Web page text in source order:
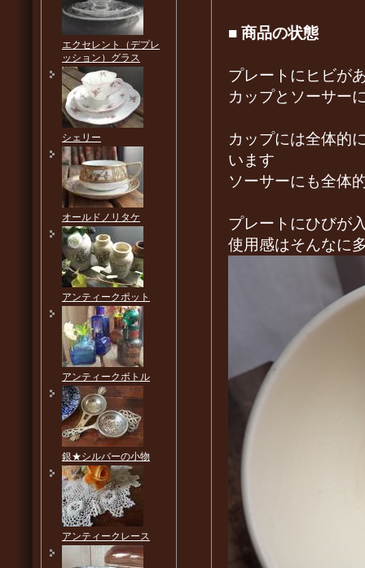
■ 商品の状態
プレートにヒビが
カップとソーサー
カップには全体的
います
ソーサーにも全体
プレートにひびが
使用感はそんなに
エクセレント（デプレ
ッション）グラス
シェリー
オールドノリタケ
アンティークポット
アンティークボトル
銀★シルバーの小物
アンティークレース